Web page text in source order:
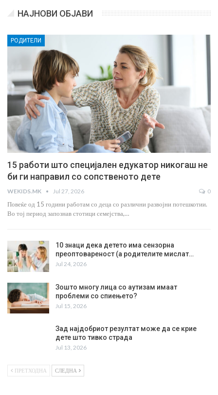
НАЈНОВИ ОБЈАВИ
РОДИТЕЛИ
15 работи што специјален едукатор никогаш не
би ги направил со сопственото дете
WEKIDS.MK Jul 27, 2026 0
Повеќе од 15 години работам со деца со различни развојни потешкотии.
Во тој период запознав стотици семејства,…
10 знаци дека детето има сензорна
преоптовареност (а родителите мислат…
Jul 24, 2026
Зошто многу лица со аутизам имаат
проблеми со спиењето?
Jul 15, 2026
Зад најдобриот резултат може да се крие
дете што тивко страда
Jul 13, 2026
ПРЕТХОДНА СЛЕДНА